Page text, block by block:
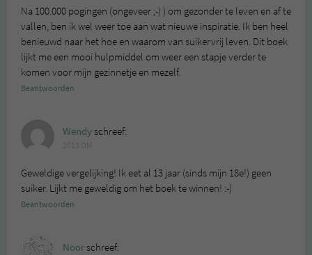
Na 100.000 pogingen (ongeveer ;-) ) om gezonder te leven en af te
vallen, ben ik wel weer toe aan wat nieuwe inspiratie. Ik ben heel
benieuwd naar het hoe en waarom van suikervrij leven. Dit boek
lijkt me een mooi hulpmiddel om weer een stapje verder te
komen voor mijn gezinnetje en mezelf.
Beantwoorden
Wendyschreef:
Geweldige vergelijking! Ik eet al 13 jaar (sinds mijn 18e!) geen
suiker. Lijkt me geweldig om het boek te winnen! :-)
Beantwoorden
Noorschreef: